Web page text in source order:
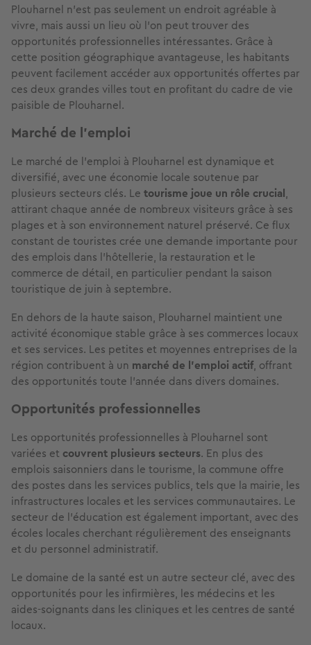
Plouharnel n’est pas seulement un endroit agréable à
vivre, mais aussi un lieu où l’on peut trouver des
opportunités professionnelles intéressantes. Grâce à
cette position géographique avantageuse, les habitants
peuvent facilement accéder aux opportunités offertes par
ces deux grandes villes tout en profitant du cadre de vie
paisible de Plouharnel.
Marché de l’emploi
Le marché de l’emploi à Plouharnel est dynamique et
diversifié, avec une économie locale soutenue par
plusieurs secteurs clés. Le tourisme joue un rôle crucial,
attirant chaque année de nombreux visiteurs grâce à ses
plages et à son environnement naturel préservé. Ce flux
constant de touristes crée une demande importante pour
des emplois dans l’hôtellerie, la restauration et le
commerce de détail, en particulier pendant la saison
touristique de juin à septembre.
En dehors de la haute saison, Plouharnel maintient une
activité économique stable grâce à ses commerces locaux
et ses services. Les petites et moyennes entreprises de la
région contribuent à un marché de l’emploi actif, offrant
des opportunités toute l’année dans divers domaines.
Opportunités professionnelles
Les opportunités professionnelles à Plouharnel sont
variées et couvrent plusieurs secteurs. En plus des
emplois saisonniers dans le tourisme, la commune offre
des postes dans les services publics, tels que la mairie, les
infrastructures locales et les services communautaires. Le
secteur de l’éducation est également important, avec des
écoles locales cherchant régulièrement des enseignants
et du personnel administratif.
Le domaine de la santé est un autre secteur clé, avec des
opportunités pour les infirmières, les médecins et les
aides-soignants dans les cliniques et les centres de santé
locaux.